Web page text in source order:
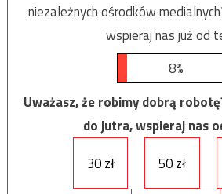
niezależnych ośrodków
wspieraj nas już od
8%
Uważasz, że robimy dobrą
do jutra, wspieraj nas
30 zł
50 zł